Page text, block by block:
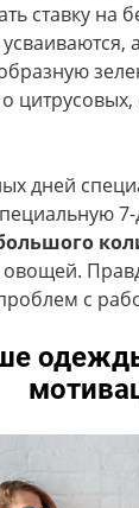
ставку на
о
дней
овощей.
с